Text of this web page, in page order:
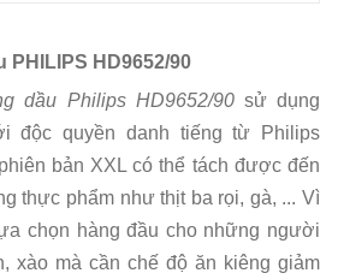
PHILIPS HD9652/90
dầu Philips HD9652/90sử dụng
độc quyền danh tiếng từ Philips
bản XXL có thể tách được đến
thực phẩm như thịt ba rọi, gà, ... Vì
chọn hàng đầu cho những người
xào mà cần chế độ ăn kiêng giảm